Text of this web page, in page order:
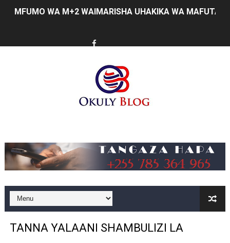
MFUMO WA M+2 WAIMARISHA UHAKIKA WA MAFUTA
FCC YAENDELEA KUJENGA MAZINGIRA BORA YA
MATI TECHNOLOGIES YAONYESHA UWEZO WA
ULEGA: TEKNOLOJIA BUNIFU ZIWAFIKIE WAKULIMA NA
SERIKALI INATAMBUA MCHANGO WA WAZEE: WAZIRI
RAIS SAMIA, MUSEVEN WASHUHUDIA MAKUBALIANO
TANNA YALAANI SHAMBULIZI LA